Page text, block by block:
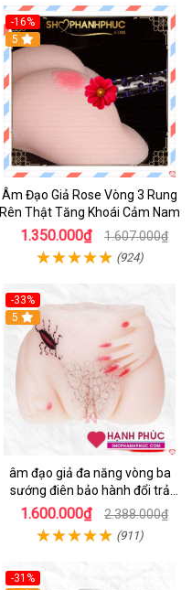
-16%
5
Âm Đạo Giả Rose Vòng 3 Rung
Rên Thật Tăng Khoái Cảm Nam
1.350.000₫ 1.607.000₫
(924)
-33%
5
âm đạo giả đa năng vòng ba
sướng điên bảo hành đổi trả
nhanh
1.600.000₫ 2.388.000₫
(911)
-31%